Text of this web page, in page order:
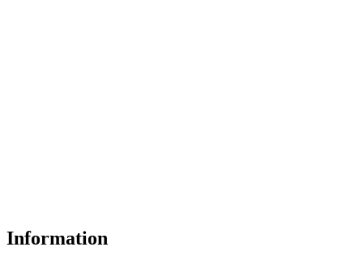
Information